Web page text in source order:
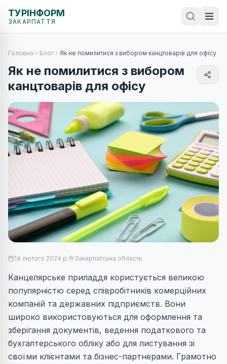
ТУРІНФОРМ
ЗАКАРПАТТЯ
Головна Блог Як не помилитися з вибором канцтоварів для офісу
Як не помилитися з вибором
канцтоварів для офісу
14 лютого 2024 р. Закарпатська область
Канцелярське приладдя користується великою
популярністю серед співробітників комерційних
компаній та державних підприємств. Вони
широко використовуються для оформлення та
зберігання документів, ведення податкового та
бухгалтерського обліку або для листування зі
своїми клієнтами та бізнес-партнерами. Грамотно